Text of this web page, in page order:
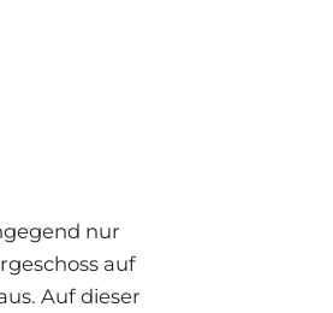
nur
auf
Auf dieser